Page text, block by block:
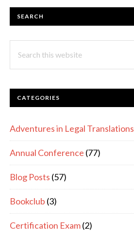
PRIMARY
SEARCH
this
CATEGORIES
Adventures in Legal Translations
Annual Conference (77)
Blog Posts (57)
Bookclub (3)
Certification Exam(2)